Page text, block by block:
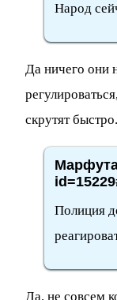
Народ
Да ничего они
скрутят
Полиция
Да, не совсем